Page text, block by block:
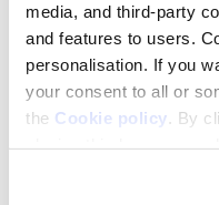
media, and third-party
and features to users.
personalisation. If you
your consent to all or
the Cookie policy . By
Una cosa che non